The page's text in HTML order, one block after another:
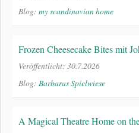
Blog: my scandinavian home
Frozen Cheesecake Bites mit
Veröffentlicht: 30.7.2026
Blog: Barbaras Spielwiese
A Magical Theatre Home on